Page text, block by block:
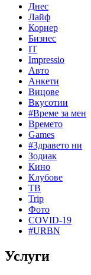
Днес
Лайф
Корнер
Бизнес
IT
Impressio
Авто
Анкети
Вицове
Вкусотии
#Време за мен
Времето
Games
#Здравето ни
Зодиак
Кино
Клубове
ТВ
Trip
Фото
COVID-19
#URBN
Услуги